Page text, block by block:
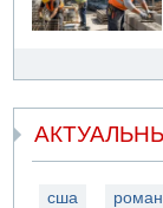
сша